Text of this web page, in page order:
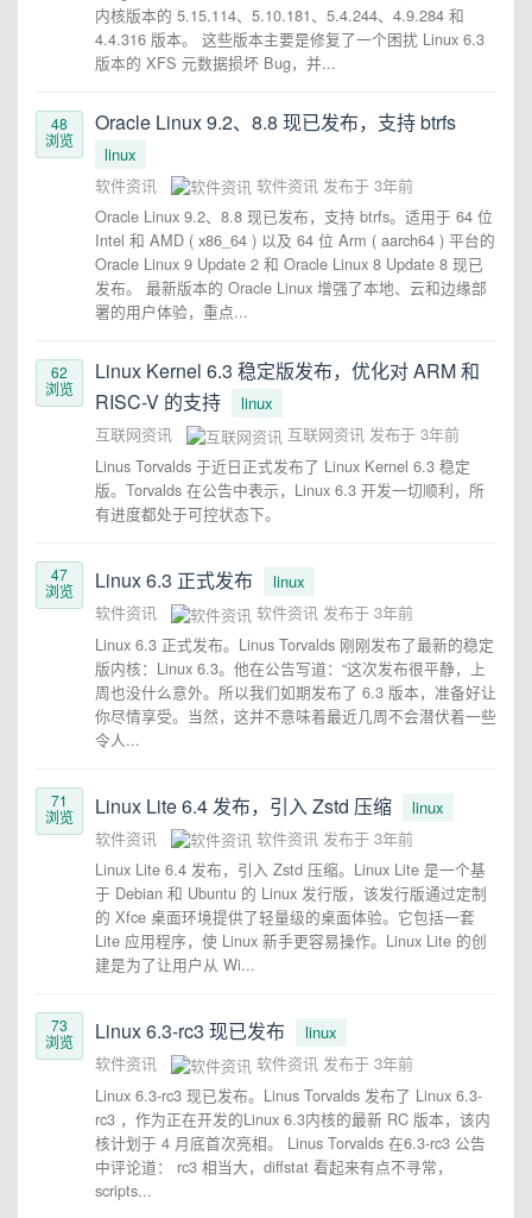
内核版本的 5.15.114、5.10.181、5.4.244、4.9.284 和
4.4.316 版本。 这些版本主要是修复了一个困扰 Linux 6.3
版本的 XFS 元数据损坏 Bug，并...
48
浏览
Oracle Linux 9.2、8.8 现已发布，支持 btrfs
linux
软件资讯
软件资讯 发布于 3年前
Oracle Linux 9.2、8.8 现已发布，支持 btrfs。适用于 64 位
Intel 和 AMD ( x86_64 ) 以及 64 位 Arm ( aarch64 ) 平台的
Oracle Linux 9 Update 2 和 Oracle Linux 8 Update 8 现已
发布。 最新版本的 Oracle Linux 增强了本地、云和边缘部
署的用户体验，重点...
62
浏览
Linux Kernel 6.3 稳定版发布，优化对 ARM 和
RISC-V 的支持
linux
互联网资讯
互联网资讯 发布于 3年前
Linus Torvalds 于近日正式发布了 Linux Kernel 6.3 稳定
版。Torvalds 在公告中表示，Linux 6.3 开发一切顺利，所
有进度都处于可控状态下。
47
浏览
Linux 6.3 正式发布
linux
软件资讯
软件资讯 发布于 3年前
Linux 6.3 正式发布。Linus Torvalds 刚刚发布了最新的稳定
版内核：Linux 6.3。他在公告写道：“这次发布很平静，上
周也没什么意外。所以我们如期发布了 6.3 版本，准备好让
你尽情享受。当然，这并不意味着最近几周不会潜伏着一些
令人...
71
浏览
Linux Lite 6.4 发布，引入 Zstd 压缩
linux
软件资讯
软件资讯 发布于 3年前
Linux Lite 6.4 发布，引入 Zstd 压缩。Linux Lite 是一个基
于 Debian 和 Ubuntu 的 Linux 发行版，该发行版通过定制
的 Xfce 桌面环境提供了轻量级的桌面体验。它包括一套
Lite 应用程序，使 Linux 新手更容易操作。Linux Lite 的创
建是为了让用户从 Wi...
73
浏览
Linux 6.3-rc3 现已发布
linux
软件资讯
软件资讯 发布于 3年前
Linux 6.3-rc3 现已发布。Linus Torvalds 发布了 Linux 6.3-
rc3 ，作为正在开发的Linux 6.3内核的最新 RC 版本，该内
核计划于 4 月底首次亮相。 Linus Torvalds 在6.3-rc3 公告
中评论道： rc3 相当大，diffstat 看起来有点不寻常，
scripts...